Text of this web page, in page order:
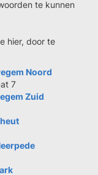
te kunnen
hier, door te
Noord
7
Zuid